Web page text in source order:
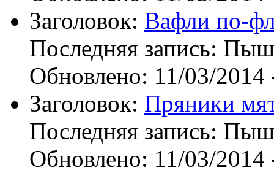
Заголовок: Вафли по-
Последняя запись:
Обновлено: 11/03/2014
Заголовок: Пряники
Последняя запись:
Обновлено: 11/03/2014